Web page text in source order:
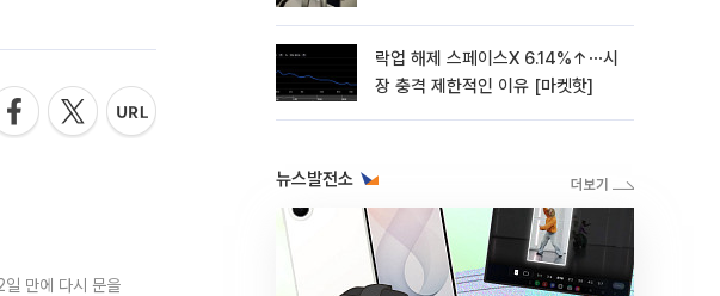
만에 다시 문을
락업 해제 스페이스X 6.14%↑⋯시
장 충격 제한적인 이유 [마켓핫]
뉴스발전소